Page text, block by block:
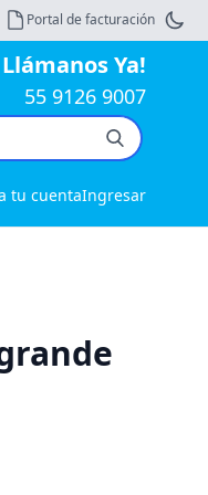
Portal de facturación
Llámanos Ya!
55 9126 9007
tu cuentaIngresar